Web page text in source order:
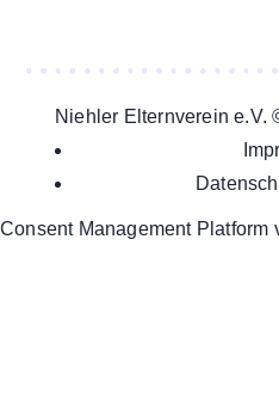
Niehler Elternverein e.V.
Consent Management Platform